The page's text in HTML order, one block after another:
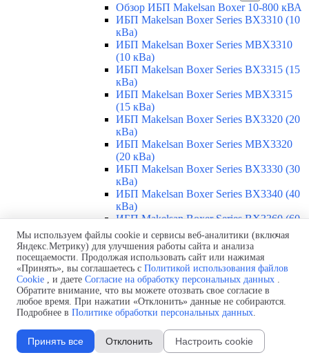
Обзор ИБП Makelsan Boxer 10-800 кВА
ИБП Makelsan Boxer Series BX3310 (10
кВа)
ИБП Makelsan Boxer Series MBX3310
(10 кВа)
ИБП Makelsan Boxer Series BX3315 (15
кВа)
ИБП Makelsan Boxer Series MBX3315
(15 кВа)
ИБП Makelsan Boxer Series BX3320 (20
кВа)
ИБП Makelsan Boxer Series MBX3320
(20 кВа)
ИБП Makelsan Boxer Series BX3330 (30
кВа)
ИБП Makelsan Boxer Series BX3340 (40
кВа)
ИБП Makelsan Boxer Series BX3360 (60
кВа)
ИБП Makelsan Boxer Series BX3380 (80
кВа)
ИБП Makelsan Boxer Series BX33100
(100 кВа)
ИБП Makelsan Boxer Series BX33120
(120 кВа)
ИБП Makelsan Boxer Series BX33160
(160 кВа)
ИБП Makelsan Boxer Series BX33200
(200 кВа)
Мы используем файлы cookie и сервисы веб-аналитики (включая
Яндекс.Метрику) для улучшения работы сайта и анализа
посещаемости. Продолжая использовать сайт или нажимая
«Принять», вы соглашаетесь с Политикой использования файлов
Cookie , и даете Согласие на обработку персональных данных .
Обратите внимание, что вы можете отозвать свое согласие в
любое время. При нажатии «Отклонить» данные не собираются.
Подробнее в Политике обработки персональных данных.
Принять все Отклонить Настроить cookie